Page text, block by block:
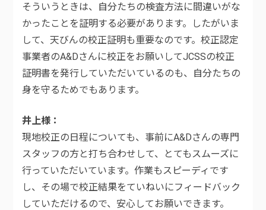
そういうときは、自分たちの検査方法に間違いがな
かったことを証明する必要があります。したがいま
して、天びんの校正証明も重要なのです。校正認定
事業者のA&Dさんに校正をお願いしてJCSSの校正
証明書を発行していただいているのも、自分たちの
身を守るためでもあります。
井上様
現地校正の日程についても、事前にA&Dさんの専門
スタッフの方と打ち合わせして、とてもスムーズに
行っていただいています。作業もスピーディです
し、その場で校正結果をていねいにフィードバック
していただけるので、安心してお願いできます。